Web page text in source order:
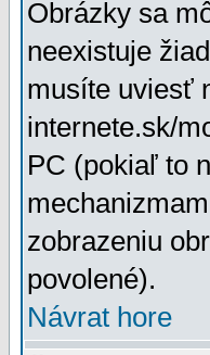
Obrázky sa
neexistuje
musíte uviesť
internete.sk/
PC (pokiaľ to
zobrazeniu
povolené).
Návrat hore